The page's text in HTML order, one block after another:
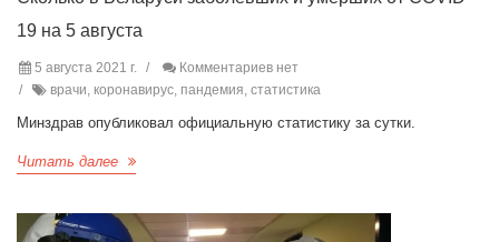
19 на 5 августа
5 августа 2021 г.
Комментариев нет
врачи, коронавирус, пандемия, статистика
Минздрав опубликовал официальную статистику за сутки.
Читать далее